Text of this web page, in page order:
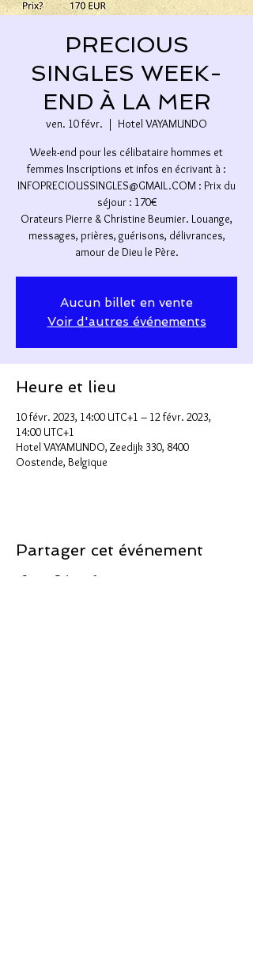
PRECIOUS
SINGLES WEEK-
END À LA MER
ven. 10 févr.
  |
Hotel VAYAMUNDO
Week-end pour les célibataire hommes et
femmes Inscriptions et infos en écrivant à :
INFOPRECIOUSSINGLES@GMAIL.COM : Prix du
séjour : 170€
Orateurs Pierre & Christine Beumier. Louange,
messages, prières, guérisons, délivrances,
amour de Dieu le Père.
Aucun billet en vente
Voir d'autres événements
Heure et lieu
10 févr. 2023, 14:00 UTC+1 – 12 févr. 2023,
14:00 UTC+1
Hotel VAYAMUNDO, Zeedijk 330, 8400
Oostende, Belgique
Partager cet événement